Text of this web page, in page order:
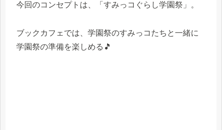
今回のコンセプトは、「すみっコぐらし学園祭」。
ブックカフェでは、学園祭のすみっコたちと一緒に
学園祭の準備を楽しめる🎵